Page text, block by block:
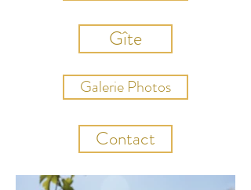
Gîte
Galerie Photos
Contact